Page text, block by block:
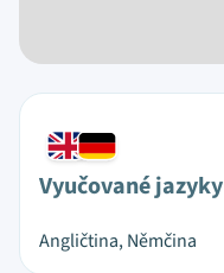
Vyučované jazyky
Angličtina, Němčina